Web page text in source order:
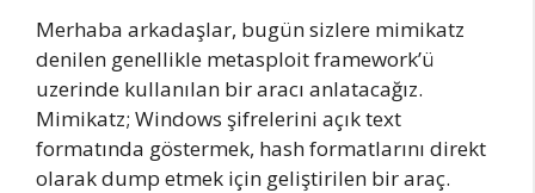
Merhaba arkadaşlar, bugün sizlere mimikatz
denilen genellikle metasploit framework’ü
uzerinde kullanılan bir aracı anlatacağız.
Mimikatz; Windows şifrelerini açık text
formatında göstermek, hash formatlarını direkt
olarak dump etmek için geliştirilen bir araç.